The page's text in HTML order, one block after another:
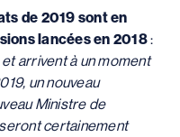
de 2019 sont en
lancées en 2018:
arrivent à un moment
un nouveau
Ministre de
certainement